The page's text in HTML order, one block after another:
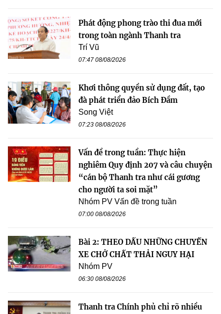
Phát động phong trào thi đua mới
trong toàn ngành Thanh tra
Trí Vũ
07:47 08/08/2026
Khơi thông quyền sử dụng đất, tạo
đà phát triển đảo Bích Đầm
Song Việt
07:23 08/08/2026
Vấn đề trong tuần: Thực hiện
nghiêm Quy định 207 và câu chuyện
“cán bộ Thanh tra như cái gương
cho người ta soi mặt”
Nhóm PV Vấn đề trong tuần
07:00 08/08/2026
Bài 2: THEO DẤU NHỮNG CHUYẾN
XE CHỞ CHẤT THẢI NGUY HẠI
Nhóm PV
06:30 08/08/2026
Thanh tra Chính phủ chỉ rõ nhiều